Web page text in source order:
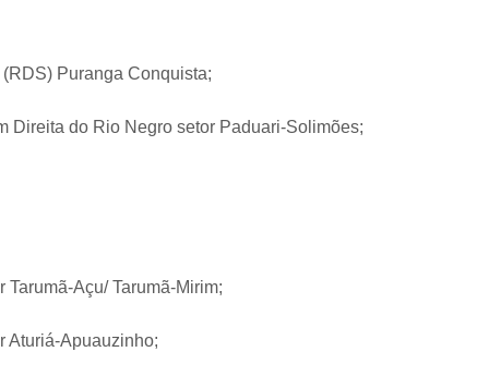
Puranga Conquista;
Direita do Rio Negro setor Paduari-Solimões;
Açu/ Tarumã-Mirim;
Aturiá-Apuauzinho;